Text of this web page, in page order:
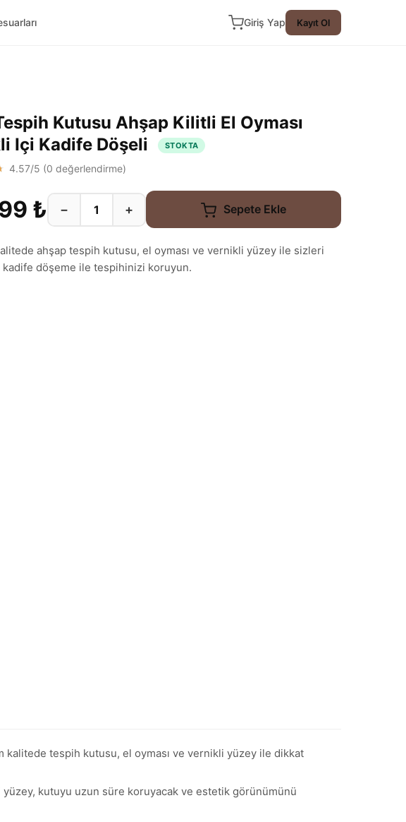
Giriş Yap Kayıt Ol
Kutusu Ahşap Kilitli El Oyması
Içi Kadife Döşeli
STOKTA
4.57/5 (0 değerlendirme)
₺ − + Sepete Ekle
ahşap tespih kutusu, el oyması ve vernikli yüzey ile sizleri
kadife döşeme ile tespihinizi koruyun.
kalitede tespih kutusu, el oyması ve vernikli yüzey ile dikkat
kutuyu uzun süre koruyacak ve estetik görünümünü